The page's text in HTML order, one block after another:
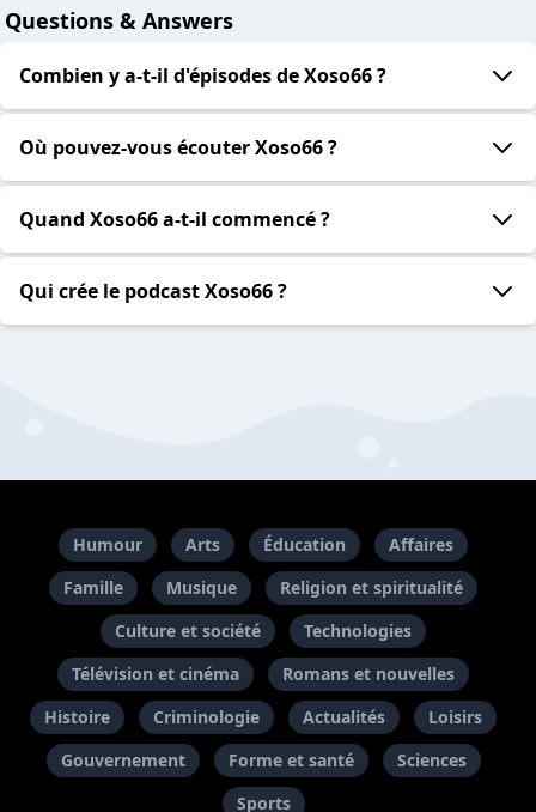
Questions & Answers
Combien y a-t-il d'épisodes de Xoso66 ?
Où pouvez-vous écouter Xoso66 ?
Quand Xoso66 a-t-il commencé ?
Qui crée le podcast Xoso66 ?
Humour Arts Éducation
Affaires
Famille
Musique
Religion et spiritualité
Culture et société
Technologies
Télévision et cinéma
Romans et nouvelles
Histoire
Criminologie Actualités
Loisirs
Gouvernement
Forme et santé
Sciences
Sports